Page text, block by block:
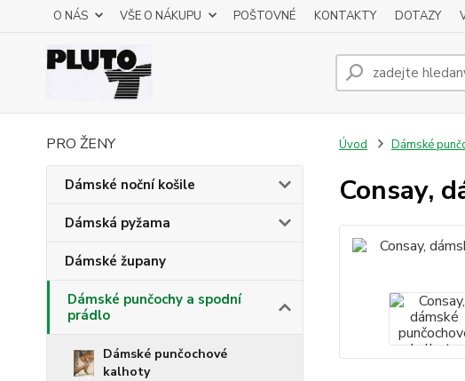
O NÁS VŠE O NÁKUPU POŠTOVNÉ KONTAKTY DOTAZY
PRO ŽENY
Dámské noční košile
Dámská pyžama
Dámské župany
Dámské punčochy a spodní
prádlo
Dámské punčochové
kalhoty
Úvod Dámské
Consay,